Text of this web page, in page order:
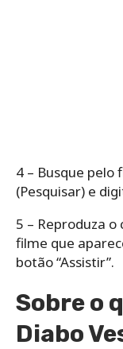
4 – Busque pelo
(Pesquisar) e
5 – Reproduza
filme que
botão “Assistir”.
Sobre o
Diabo